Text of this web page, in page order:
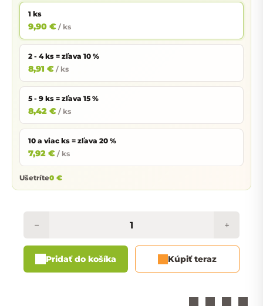
1 ks
9,90 € / ks
2 - 4 ks = zľava 10 %
8,91 € / ks
5 - 9 ks = zľava 15 %
8,42 € / ks
10 a viac ks = zľava 20 %
7,92 € / ks
Ušetríte0 €
+
−
Pridať do košíka Kúpiť teraz